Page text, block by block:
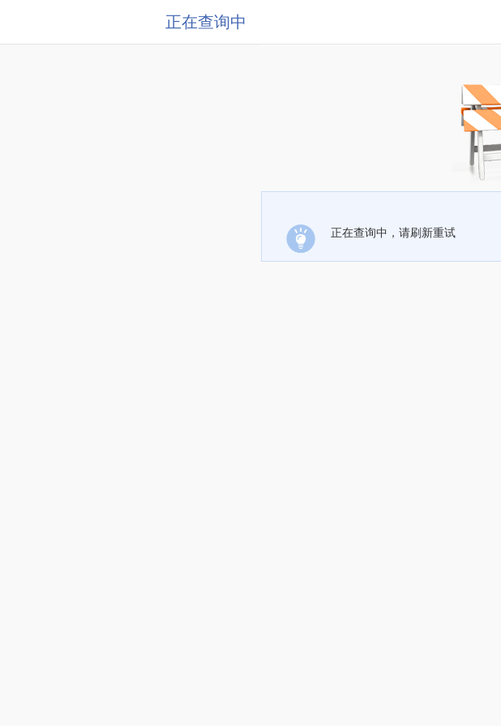
正在查询中
正在查询中，请刷新重试